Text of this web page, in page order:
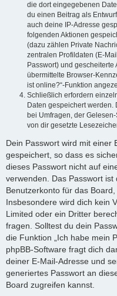
die dort eingegebenen
du einen Beitrag als
auch deine IP-Adresse
folgenden Aktionen
(dazu zählen Private
zentralen Profildaten (E-
Passwort) und
übermittelte Browser-
ist online?“-Funktion
Schließlich erfordern
Daten gespeichert werden.
bei Umfragen, der
von dir gesetzte
Dein Passwort wird mit einer
gespeichert, so dass es
dieses Passwort nicht auf
verwenden. Das Passwort ist
Benutzerkonto für das
Insbesondere wird dich kein
Limited oder ein Dritter
fragen. Solltest du dein
die Funktion „Ich habe mein
phpBB-Software fragt dich
deiner E-Mail-Adresse und
generiertes Passwort an
Board zugreifen kannst.